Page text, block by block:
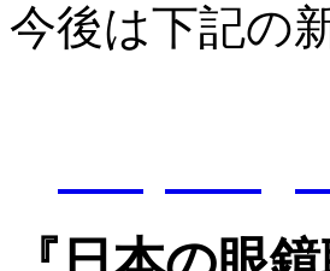
今後は下記の